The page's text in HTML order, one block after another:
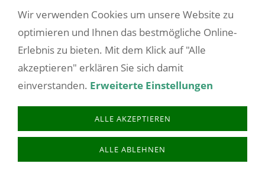
Einfüllstu...
5,10 EUR (incl. 19% USt. zzgl.Versandkosten
AGB/VERTRAGSINFOS
BARRIEREFREIHEIT
BATTERIEENTSORGUNG
BESTELLVORGANG
DATENSCHUTZ
IMPRESSUM LIEFERZEIT
SITEMAP
VERSANDKOSTEN
-- VERTRAG WIDERRUFEN --
Wir verwenden Cookies um unsere Website zu
optimieren und Ihnen das bestmögliche Online-
Erlebnis zu bieten. Mit dem Klick auf "Alle
akzeptieren" erklären Sie sich damit
einverstanden. Erweiterte Einstellungen
ALLE AKZEPTIEREN
ALLE ABLEHNEN